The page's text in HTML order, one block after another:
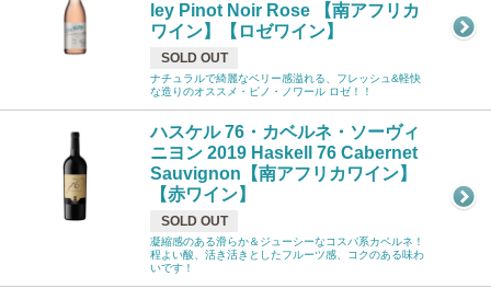
ley Pinot Noir Rose 【南アフリカ
ワイン】【ロゼワイン】
SOLD OUT
ナチュラルで綺麗なベリー感溢れる、フレッシュ&軽快
な造りのオススメ・ピノ・ノワール ロゼ！！
ハスケル 76・カベルネ・ソーヴィ
ニヨン 2019 Haskell 76 Cabernet
Sauvignon【南アフリカワイン】
【赤ワイン】
SOLD OUT
凝縮感のある滑らか＆ジューシーなコスパ系カベルネ！
程よい酸、活き活きとしたフルーツ感、コクのある味わ
いです！